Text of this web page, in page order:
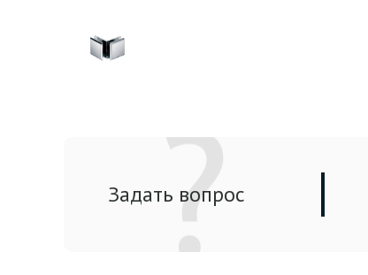
Задать вопрос